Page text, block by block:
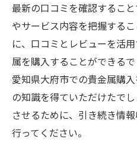
最新の口コミを確認するこ
やサービス内容を把握する
に、口コミとレビューを活
属を購入することができるで
愛知県大府市での貴金属購
の知識を得ていただけたで
させるために、引き続き情
行ってください。